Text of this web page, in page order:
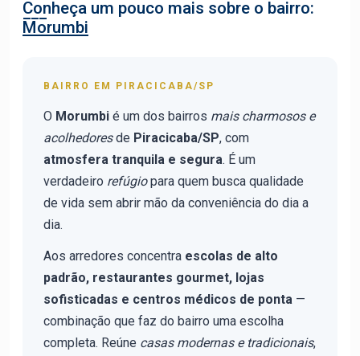
Conheça um pouco mais sobre o bairro:
Morumbi
BAIRRO EM PIRACICABA/SP
O Morumbi é um dos bairros mais charmosos e
acolhedoresde Piracicaba/SP, com
atmosfera tranquila e segura. É um
verdadeiro refúgiopara quem busca qualidade
de vida sem abrir mão da conveniência do dia a
dia.
Aos arredores concentra escolas de alto
padrão, restaurantes gourmet, lojas
sofisticadas e centros médicos de ponta —
combinação que faz do bairro uma escolha
completa. Reúne casas modernas e tradicionais,